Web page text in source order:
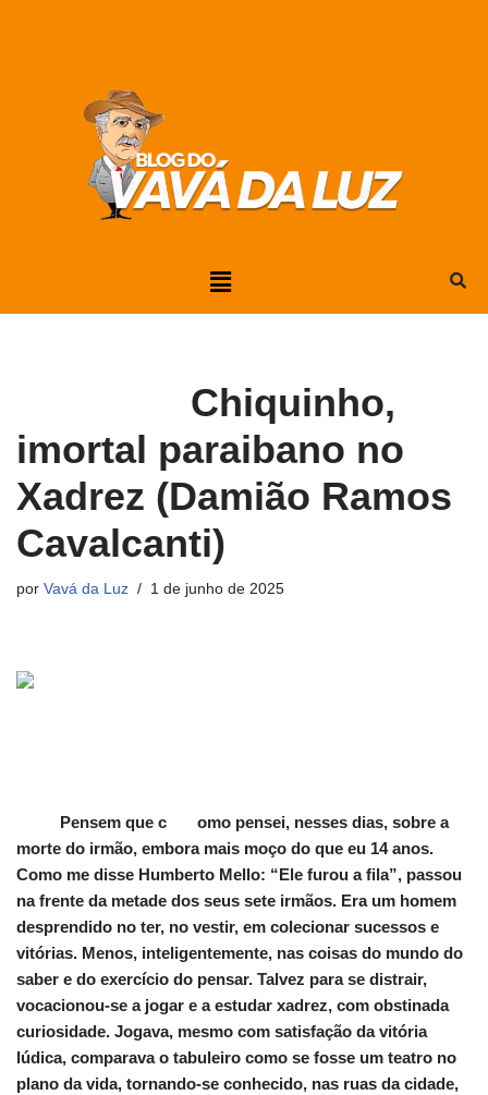
Chiquinho,
imortal paraibano no
Xadrez (Damião Ramos
Cavalcanti)
por Vavá da Luz 1 de junho de 2025
Pensem que c omo pensei, nesses dias, sobre a
morte do irmão, embora mais moço do que eu 14 anos.
Como me disse Humberto Mello: “Ele furou a fila”, passou
na frente da metade dos seus sete irmãos. Era um homem
desprendido no ter, no vestir, em colecionar sucessos e
vitórias. Menos, inteligentemente, nas coisas do mundo do
saber e do exercício do pensar. Talvez para se distrair,
vocacionou-se a jogar e a estudar xadrez, com obstinada
curiosidade. Jogava, mesmo com satisfação da vitória
lúdica, comparava o tabuleiro como se fosse um teatro no
plano da vida, tornando-se conhecido, nas ruas da cidade,